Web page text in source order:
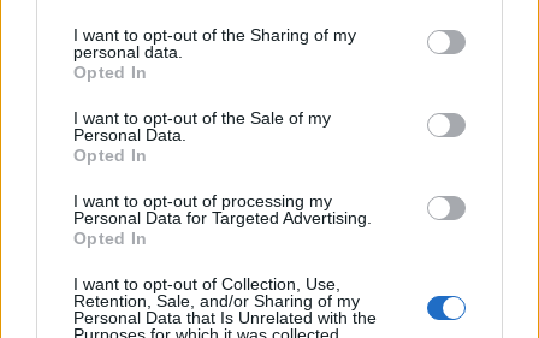
I want to opt-out of the Sharing of my
personal data.
Opted In
I want to opt-out of the Sale of my
Personal Data.
Opted In
I want to opt-out of processing my
Personal Data for Targeted Advertising.
Opted In
I want to opt-out of Collection, Use,
Retention, Sale, and/or Sharing of my
Personal Data that Is Unrelated with the
Purposes for which it was collected.
18:00 Sessão de Encerramento
Artigo anterior
Teatro e imaginação
Próximo artigo
Santa Maria da Feira: